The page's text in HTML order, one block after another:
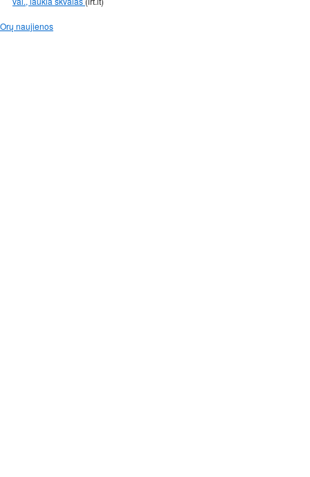
Orų naujienos